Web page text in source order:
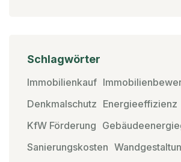
Schlagwörter
Immobilienkauf
Denkmalschutz Energieeffizienz
KfW Förderung
Sanierungskosten